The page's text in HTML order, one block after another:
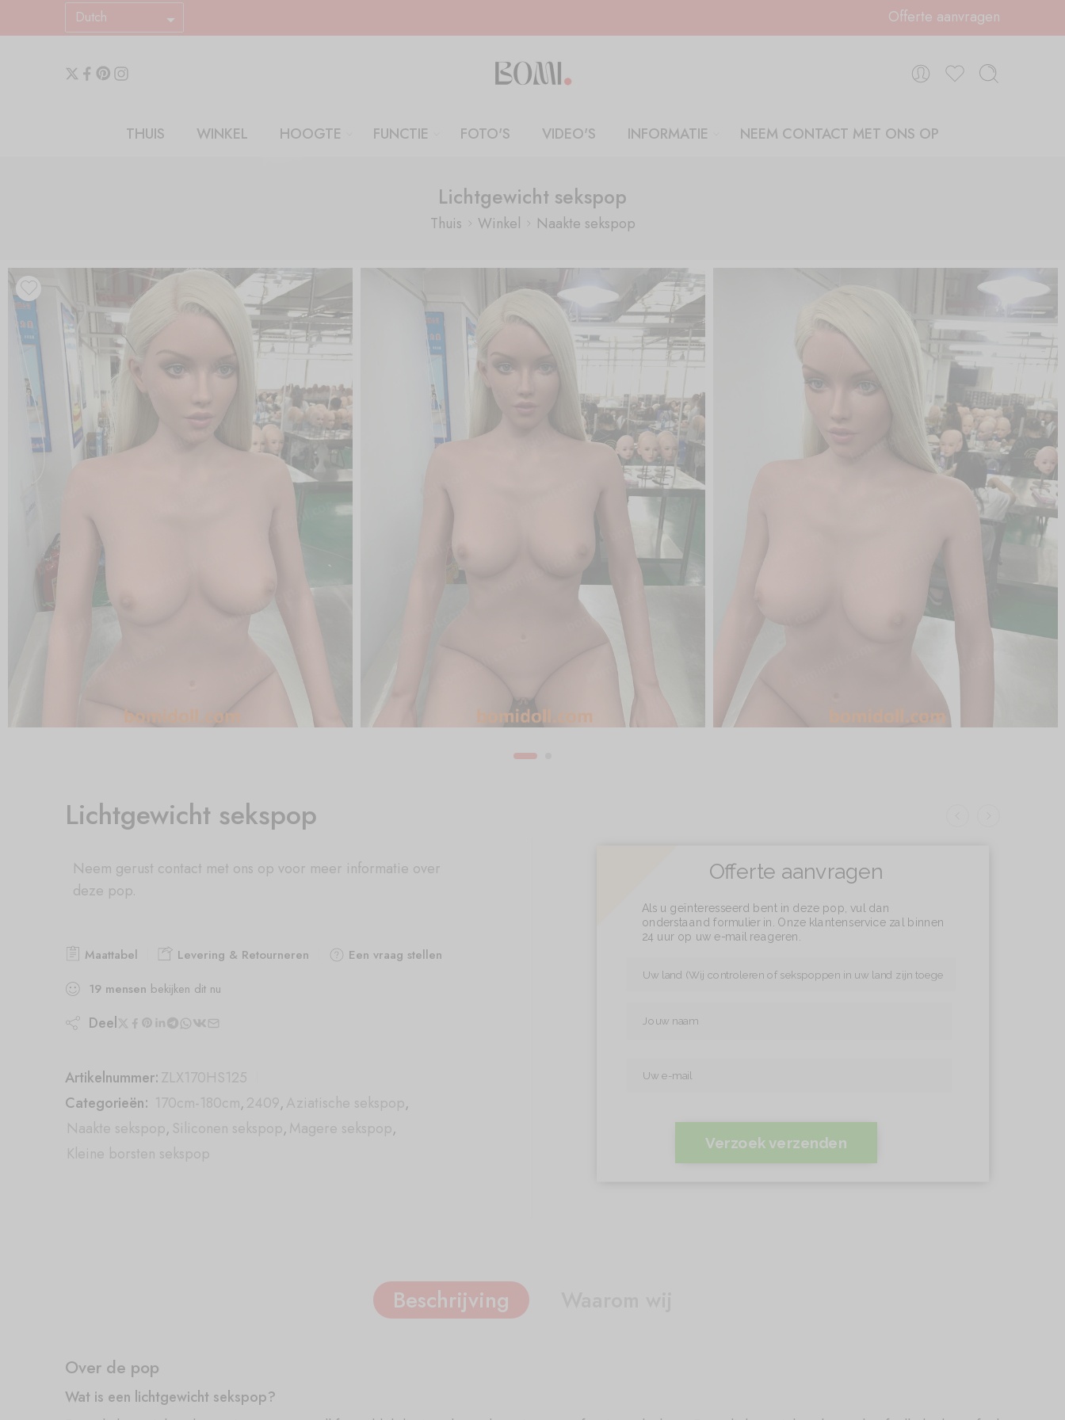
Dutch Offerte aanvragen
THUIS WINKEL HOOGTE FUNCTIE FOTO'S VIDEO'S INFORMATIE NEEM CONTACT MET ONS OP
Lichtgewicht sekspop
Thuis Winkel Naakte sekspop
Lichtgewicht sekspop
Neem gerust contact met ons op voor meer informatie over
deze pop.
Maattabel Levering & Retourneren
Een vraag stellen
19 mensen bekijken dit nu
Deel
Artikelnummer:ZLX170HS125
Categorieën: 170cm-180cm,2409,Aziatische sekspop,
Naakte sekspop, Siliconen sekspop,Magere sekspop,
Kleine borsten sekspop
Offerte aanvragen
Als u geïnteresseerd bent in deze pop, vul dan
onderstaand formulier in. Onze klantenservice zal binnen
24 uur op uw e-mail reageren.
Verzoek verzenden
Beschrijving
Over de pop
Wat is een lichtgewicht sekspop?